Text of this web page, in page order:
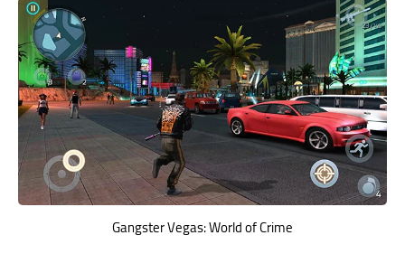
Gangster Vegas: World of Crime